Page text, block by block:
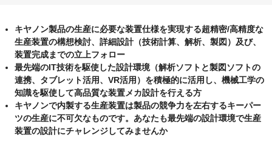
キヤノン製品の生産に必要な装置仕様を実現する超精密/高精度な
生産装置の構想検討、詳細設計（技術計算、解析、製図）及び、
装置完成までの立上フォロー
最先端のIT技術を駆使した設計環境（解析ソフトと製図ソフトの
連携、タブレット活用、VR活用）を積極的に活用し、機械工学の
知識を駆使して高品質な装置メカ設計を行える方
キヤノンで内製する生産装置は製品の競争力を左右するキーパー
ツの生産に不可欠なものです。あなたも最先端の設計環境で生産
装置の設計にチャレンジしてみませんか